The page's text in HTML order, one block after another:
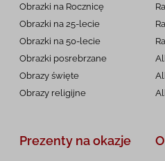
Obrazki na Rocznicę
Obrazki na 25-lecie
Obrazki na 50-lecie
Obrazki posrebrzane
Obrazy święte
Obrazy religijne
Prezenty na okazje